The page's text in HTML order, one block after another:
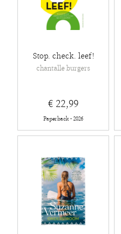
Stop. check. leef!
chantalle burgers
€ 22,99
Paperback - 2026